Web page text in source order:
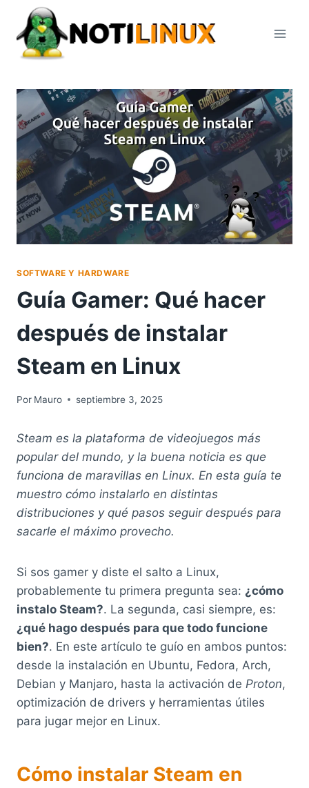
Saltar
contenido
SOFTWARE Y HARDWARE
Guía Gamer: Qué hacer
después de instalar
Steam en Linux
Por Mauro septiembre 3, 2025
Steam es la plataforma de videojuegos más
popular del mundo, y la buena noticia es que
funciona de maravillas en Linux. En esta guía te
muestro cómo instalarlo en distintas
distribuciones y qué pasos seguir después para
sacarle el máximo provecho.
Si sos gamer y diste el salto a Linux,
probablemente tu primera pregunta sea: ¿cómo
instalo Steam?. La segunda, casi siempre, es:
¿qué hago después para que todo funcione
bien?. En este artículo te guío en ambos puntos:
desde la instalación en Ubuntu, Fedora, Arch,
Debian y Manjaro, hasta la activación de Proton,
optimización de drivers y herramientas útiles
para jugar mejor en Linux.
Cómo instalar Steam en